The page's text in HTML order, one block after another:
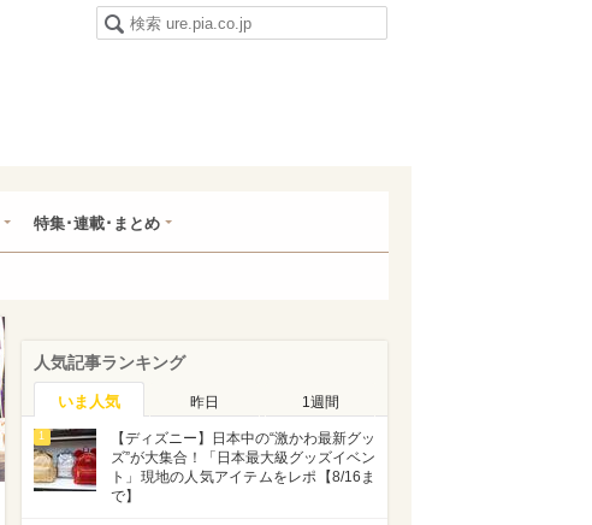
特集･連載･まとめ
人気記事ランキング
いま人気 昨日 1週間
1
【ディズニー】日本中の“激かわ最新グッ
ズ”が大集合！「日本最大級グッズイベン
ト」現地の人気アイテムをレポ【8/16ま
で】